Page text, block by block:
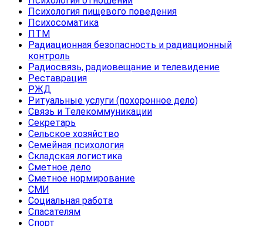
Психология пищевого поведения
Психосоматика
ПТМ
Радиационная безопасность и радиационный
контроль
Радиосвязь, радиовещание и телевидение
Реставрация
РЖД
Ритуальные услуги (похоронное дело)
Связь и Телекоммуникации
Секретарь
Сельское хозяйство
Семейная психология
Складская логистика
Сметное дело
Сметное нормирование
СМИ
Социальная работа
Спасателям
Спорт